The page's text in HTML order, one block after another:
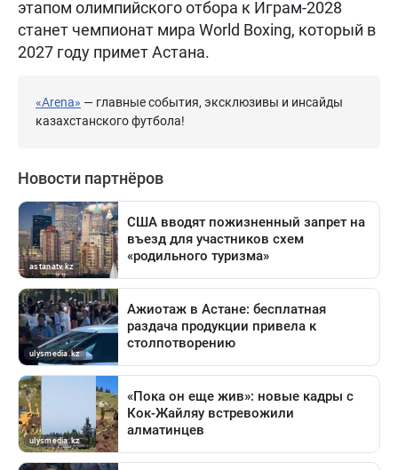
этапом олимпийского отбора к Играм-2028
станет чемпионат мира World Boxing, который в
2027 году примет Астана.
«Arena» — главные события, эксклюзивы и инсайды
казахстанского футбола!